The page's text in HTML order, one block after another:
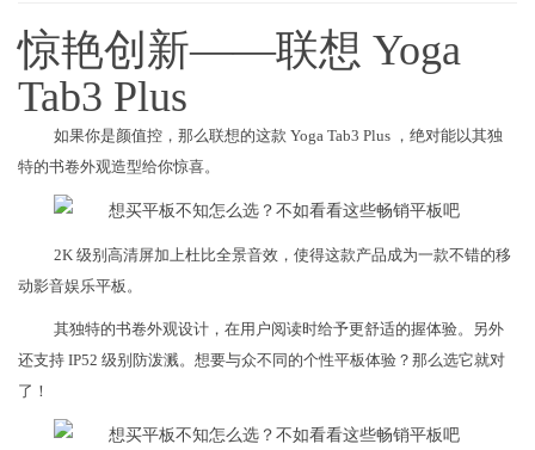
惊艳创新——联想 Yoga
Tab3 Plus
如果你是颜值控，那么联想的这款 Yoga Tab3 Plus ，绝对能以其独
特的书卷外观造型给你惊喜。
2K 级别高清屏加上杜比全景音效，使得这款产品成为一款不错的移
动影音娱乐平板。
其独特的书卷外观设计，在用户阅读时给予更舒适的握体验。另外
还支持 IP52 级别防泼溅。想要与众不同的个性平板体验？那么选它就对
了！